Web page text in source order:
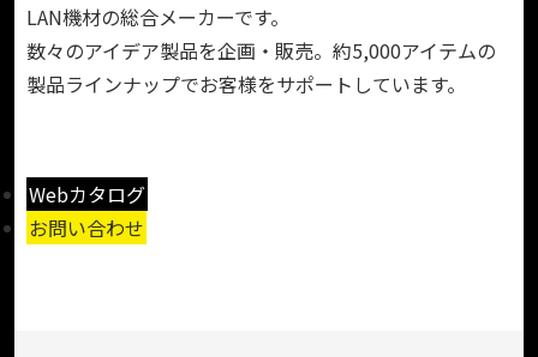
LAN機材の総合メーカーです。
数々のアイデア製品を企画・販売。約5,000アイテムの
製品ラインナップでお客様をサポートしています。
Webカタログ
お問い合わせ